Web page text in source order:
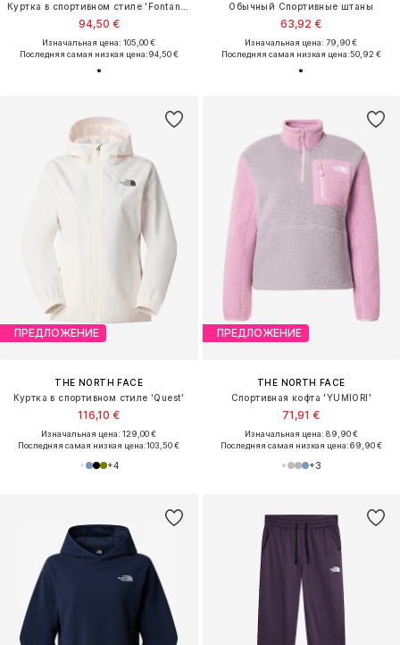
94,50 €
Изначальная цена: 105,00 €
Последняя самая низкая цена:94,50 €
Обычный Спортивные штаны
63,92 €
Изначальная цена: 79,90 €
Последняя самая низкая цена:50,92 €
ПРЕДЛОЖЕНИЕ
THE NORTH FACE
Куртка в спортивном стиле 'Quest'
116,10 €
Изначальная цена: 129,00 €
Последняя самая низкая цена:103,50 €
+4
ПРЕДЛОЖЕНИЕ
THE NORTH FACE
Спортивная кофта 'YUMIORI'
71,91 €
Изначальная цена: 89,90 €
Последняя самая низкая цена:69,90 €
+3